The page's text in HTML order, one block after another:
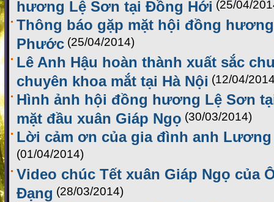
hương Lệ Sơn tại Đồng Hới (25/04/
Thông báo gặp mặt hội đồng
Phước (25/04/2014)
Lê Anh Hậu hoàn thành xuất sắc
chuyên khoa mắt tại Hà Nội (12/04/
Hình ảnh hội đồng hương Lệ Sơn
mặt đầu xuân Giáp Ngọ (30/03/2014)
Lời cảm ơn của gia đình anh Lương
(01/04/2014)
Video chúc Tết xuân Giáp Ngọ của
Đạng (28/03/2014)